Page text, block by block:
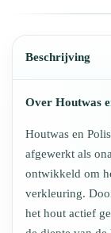
Beschrijving
Over Houtwas
Houtwas en
afgewerkt als
ontwikkeld om
verkleuring.
het hout actief